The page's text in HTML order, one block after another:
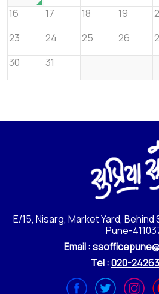
16
17 18 19
23
24 25 26
30
31
E/15, Nisarg, Market Yard,
Pune-
Email :
Tel :020-